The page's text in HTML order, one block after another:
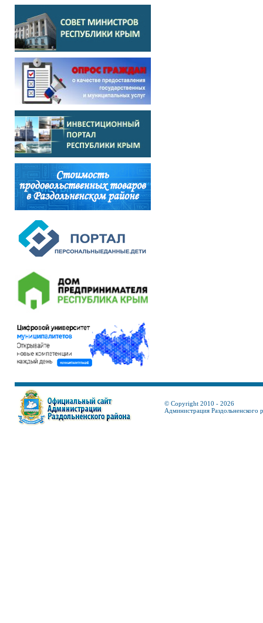
© Copyright 2010 - 2026
Администрация Раздольненского